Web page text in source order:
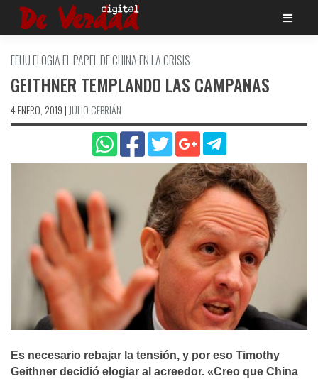
Saltar
EEUU ELOGIA EL PAPEL DE CHINA EN LA CRISIS
GEITHNER TEMPLANDO LAS CAMPANAS
4 ENERO, 2019 | JULIO CEBRIÁN
Es necesario rebajar la tensión, y por eso Timothy
Geithner decidió elogiar al acreedor. «Creo que China